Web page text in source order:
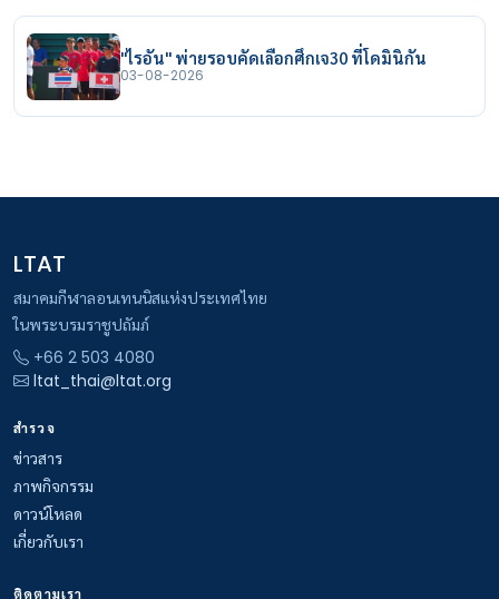
"ไรอัน" พ่ายรอบคัดเลือกศึกเจ30 ที่โดมินิกัน
03-08-2026
LTAT
สมาคมกีฬาลอนเทนนิสแห่งประเทศไทย
ในพระบรมราชูปถัมภ์
+66 2 503 4080
ltat_thai@ltat.org
สำรวจ
ข่าวสาร
ภาพกิจกรรม
ดาวน์โหลด
เกี่ยวกับเรา
ติดตามเรา